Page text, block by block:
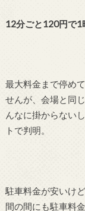
12分ごと120円で1
最大料金まで停め
せんが、会場と同
んなに掛からない
トで判明。
駐車料金が安いけ
間の間にも駐車料